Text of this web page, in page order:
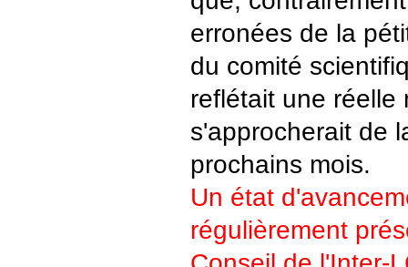
erronées de la
du comité
reflétait une réelle
s'approcherait de
prochains mois.
Un état
régulièrement